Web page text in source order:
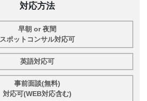
対応方法
早朝 or 夜間
スポットコンサル対応可
英語対応可
事前面談(無料)
対応可(WEB対応含む)